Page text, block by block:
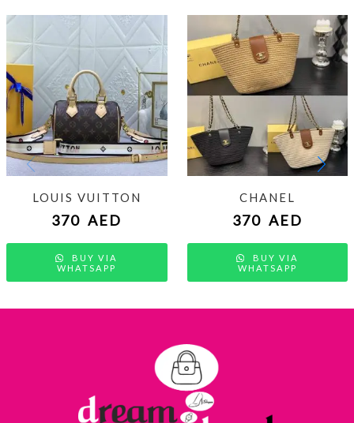
LOUIS VUITTON
370 AED
BUY VIA
WHATSAPP
CHANEL
370 AED
BUY VIA
WHATSAPP